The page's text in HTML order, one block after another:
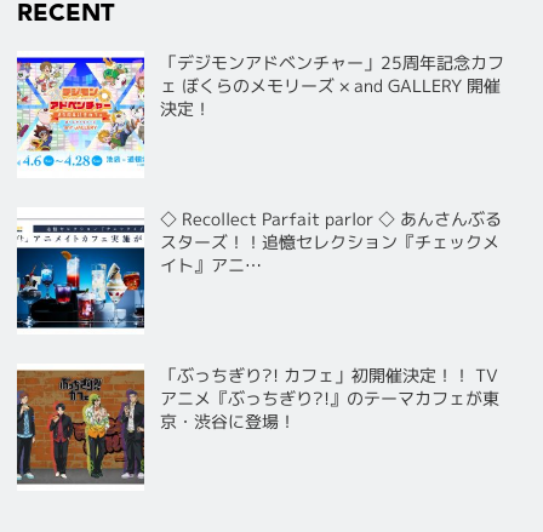
RECENT
「デジモンアドベンチャー」25周年記念カフ
ェ ぼくらのメモリーズ × and GALLERY 開催
決定！
◇ Recollect Parfait parlor ◇ あんさんぶる
スターズ！！追憶セレクション『チェックメ
イト』アニ…
「ぶっちぎり?! カフェ」初開催決定！！ TV
アニメ『ぶっちぎり?!』のテーマカフェが東
京・渋谷に登場！